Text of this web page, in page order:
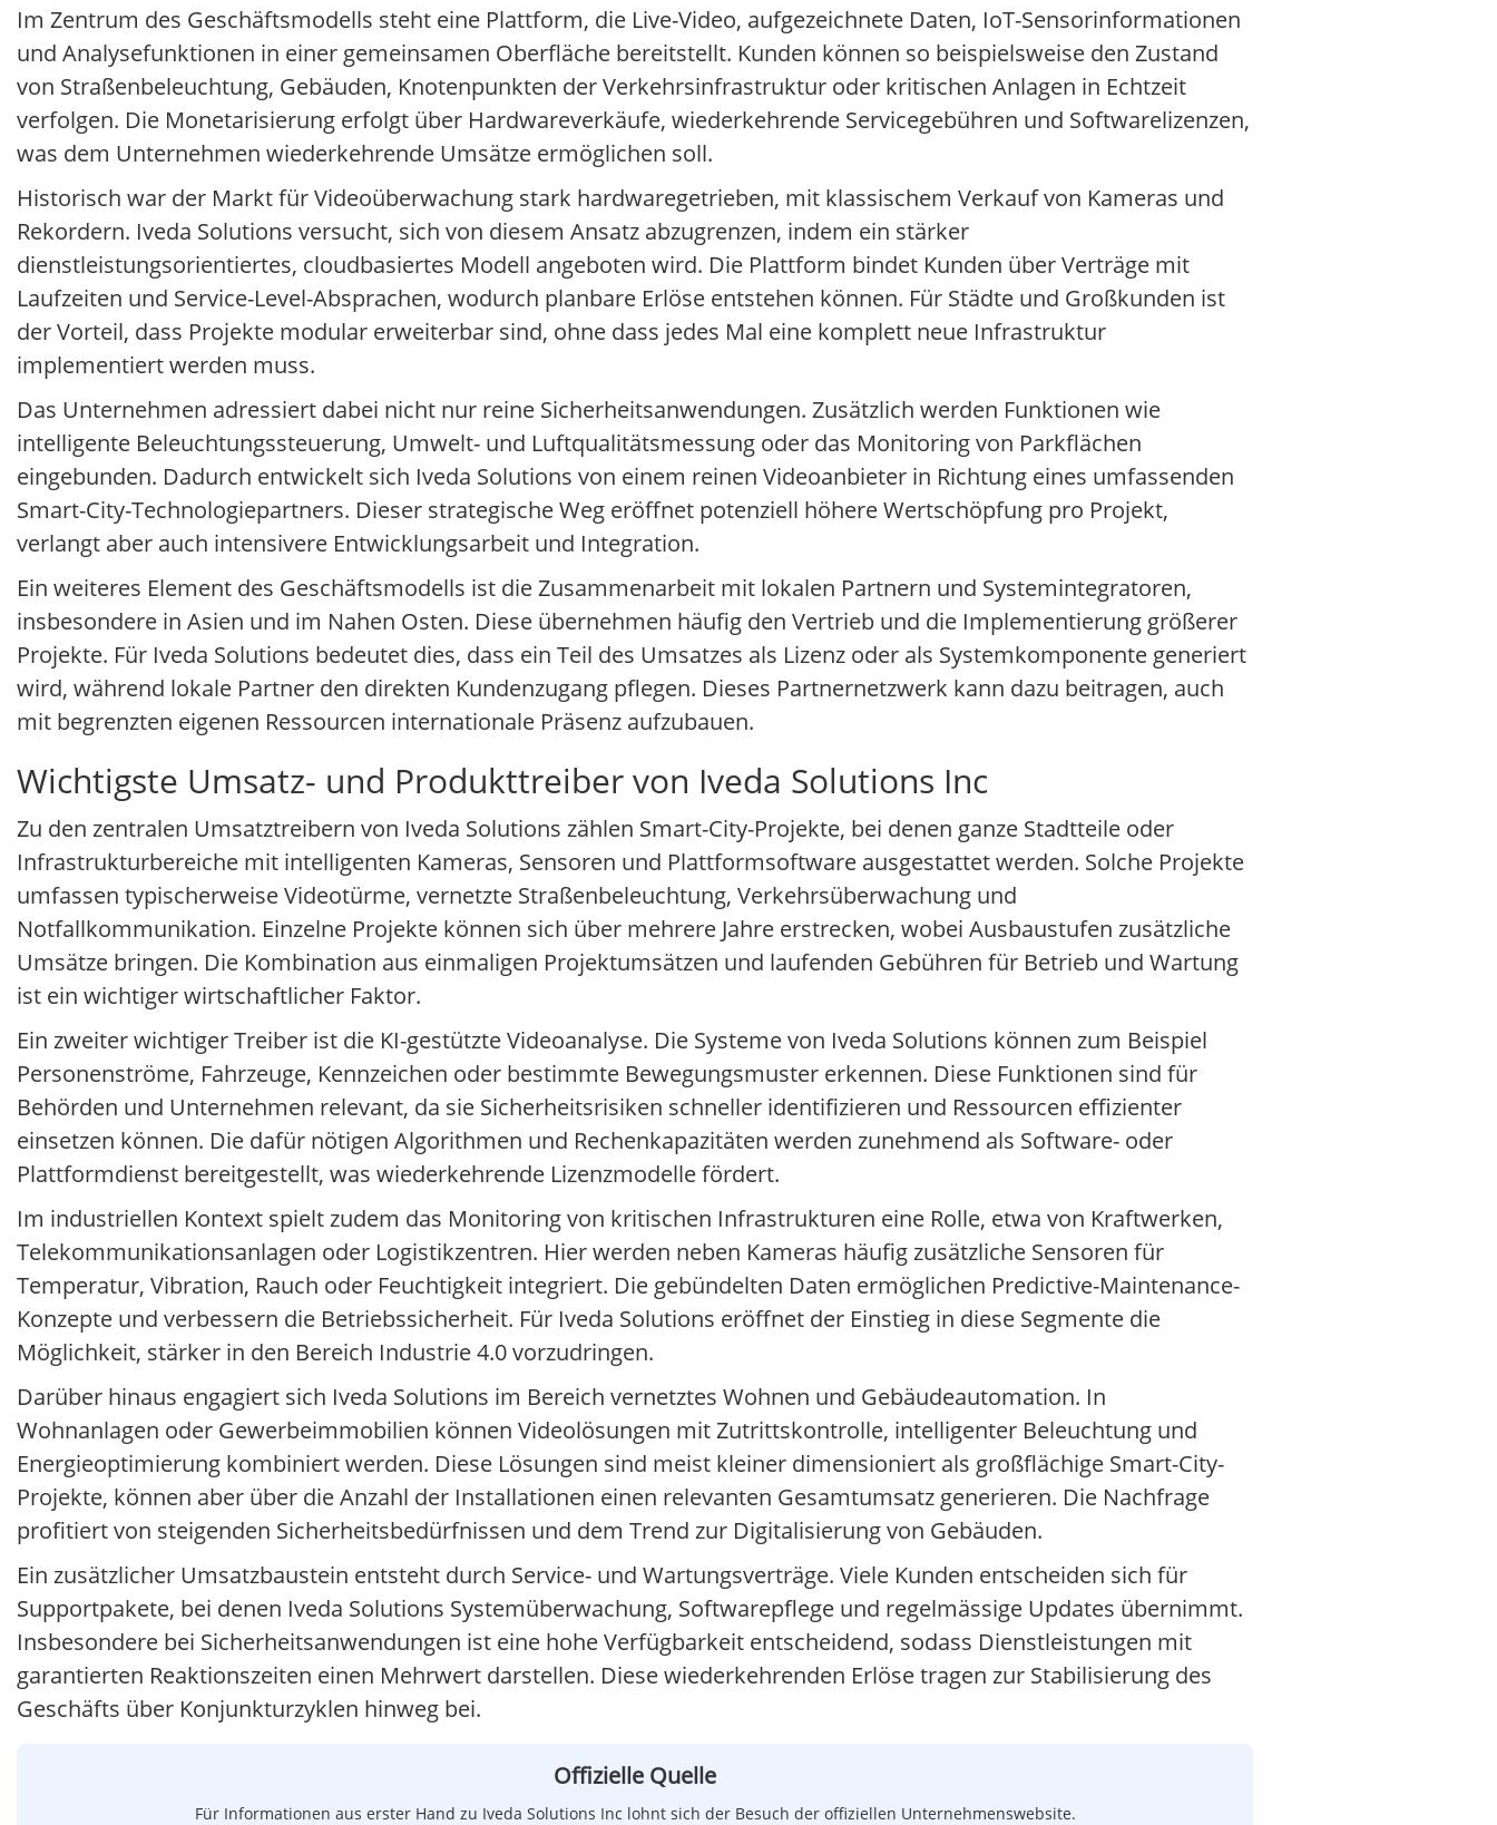
Im Zentrum des Geschäftsmodells steht eine Plattform, die Live-Video, aufgezeichnete Daten, IoT-Sensorinformationen
und Analysefunktionen in einer gemeinsamen Oberfläche bereitstellt. Kunden können so beispielsweise den Zustand
von Straßenbeleuchtung, Gebäuden, Knotenpunkten der Verkehrsinfrastruktur oder kritischen Anlagen in Echtzeit
verfolgen. Die Monetarisierung erfolgt über Hardwareverkäufe, wiederkehrende Servicegebühren und Softwarelizenzen,
was dem Unternehmen wiederkehrende Umsätze ermöglichen soll.
Historisch war der Markt für Videoüberwachung stark hardwaregetrieben, mit klassischem Verkauf von Kameras und
Rekordern. Iveda Solutions versucht, sich von diesem Ansatz abzugrenzen, indem ein stärker
dienstleistungsorientiertes, cloudbasiertes Modell angeboten wird. Die Plattform bindet Kunden über Verträge mit
Laufzeiten und Service-Level-Absprachen, wodurch planbare Erlöse entstehen können. Für Städte und Großkunden ist
der Vorteil, dass Projekte modular erweiterbar sind, ohne dass jedes Mal eine komplett neue Infrastruktur
implementiert werden muss.
Das Unternehmen adressiert dabei nicht nur reine Sicherheitsanwendungen. Zusätzlich werden Funktionen wie
intelligente Beleuchtungssteuerung, Umwelt- und Luftqualitätsmessung oder das Monitoring von Parkflächen
eingebunden. Dadurch entwickelt sich Iveda Solutions von einem reinen Videoanbieter in Richtung eines umfassenden
Smart-City-Technologiepartners. Dieser strategische Weg eröffnet potenziell höhere Wertschöpfung pro Projekt,
verlangt aber auch intensivere Entwicklungsarbeit und Integration.
Ein weiteres Element des Geschäftsmodells ist die Zusammenarbeit mit lokalen Partnern und Systemintegratoren,
insbesondere in Asien und im Nahen Osten. Diese übernehmen häufig den Vertrieb und die Implementierung größerer
Projekte. Für Iveda Solutions bedeutet dies, dass ein Teil des Umsatzes als Lizenz oder als Systemkomponente generiert
wird, während lokale Partner den direkten Kundenzugang pflegen. Dieses Partnernetzwerk kann dazu beitragen, auch
mit begrenzten eigenen Ressourcen internationale Präsenz aufzubauen.
Wichtigste Umsatz- und Produkttreiber von Iveda Solutions Inc
Zu den zentralen Umsatztreibern von Iveda Solutions zählen Smart-City-Projekte, bei denen ganze Stadtteile oder
Infrastrukturbereiche mit intelligenten Kameras, Sensoren und Plattformsoftware ausgestattet werden. Solche Projekte
umfassen typischerweise Videotürme, vernetzte Straßenbeleuchtung, Verkehrsüberwachung und
Notfallkommunikation. Einzelne Projekte können sich über mehrere Jahre erstrecken, wobei Ausbaustufen zusätzliche
Umsätze bringen. Die Kombination aus einmaligen Projektumsätzen und laufenden Gebühren für Betrieb und Wartung
ist ein wichtiger wirtschaftlicher Faktor.
Ein zweiter wichtiger Treiber ist die KI-gestützte Videoanalyse. Die Systeme von Iveda Solutions können zum Beispiel
Personenströme, Fahrzeuge, Kennzeichen oder bestimmte Bewegungsmuster erkennen. Diese Funktionen sind für
Behörden und Unternehmen relevant, da sie Sicherheitsrisiken schneller identifizieren und Ressourcen effizienter
einsetzen können. Die dafür nötigen Algorithmen und Rechenkapazitäten werden zunehmend als Software- oder
Plattformdienst bereitgestellt, was wiederkehrende Lizenzmodelle fördert.
Im industriellen Kontext spielt zudem das Monitoring von kritischen Infrastrukturen eine Rolle, etwa von Kraftwerken,
Telekommunikationsanlagen oder Logistikzentren. Hier werden neben Kameras häufig zusätzliche Sensoren für
Temperatur, Vibration, Rauch oder Feuchtigkeit integriert. Die gebündelten Daten ermöglichen Predictive-Maintenance-
Konzepte und verbessern die Betriebssicherheit. Für Iveda Solutions eröffnet der Einstieg in diese Segmente die
Möglichkeit, stärker in den Bereich Industrie 4.0 vorzudringen.
Darüber hinaus engagiert sich Iveda Solutions im Bereich vernetztes Wohnen und Gebäudeautomation. In
Wohnanlagen oder Gewerbeimmobilien können Videolösungen mit Zutrittskontrolle, intelligenter Beleuchtung und
Energieoptimierung kombiniert werden. Diese Lösungen sind meist kleiner dimensioniert als großflächige Smart-City-
Projekte, können aber über die Anzahl der Installationen einen relevanten Gesamtumsatz generieren. Die Nachfrage
profitiert von steigenden Sicherheitsbedürfnissen und dem Trend zur Digitalisierung von Gebäuden.
Ein zusätzlicher Umsatzbaustein entsteht durch Service- und Wartungsverträge. Viele Kunden entscheiden sich für
Supportpakete, bei denen Iveda Solutions Systemüberwachung, Softwarepflege und regelmässige Updates übernimmt.
Insbesondere bei Sicherheitsanwendungen ist eine hohe Verfügbarkeit entscheidend, sodass Dienstleistungen mit
garantierten Reaktionszeiten einen Mehrwert darstellen. Diese wiederkehrenden Erlöse tragen zur Stabilisierung des
Geschäfts über Konjunkturzyklen hinweg bei.
Offizielle Quelle
Für Informationen aus erster Hand zu Iveda Solutions Inc lohnt sich der Besuch der offiziellen Unternehmenswebsite.